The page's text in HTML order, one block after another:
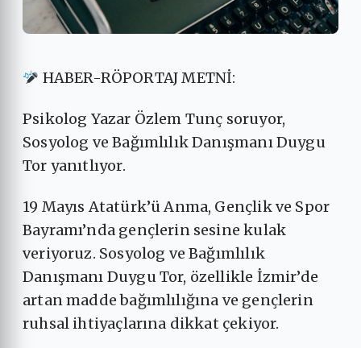
HABER-RÖPORTAJ METNİ:
Psikolog Yazar Özlem Tunç soruyor,
Sosyolog ve Bağımlılık Danışmanı Duygu
Tor yanıtlıyor.
19 Mayıs Atatürk’ü Anma, Gençlik ve Spor
Bayramı’nda gençlerin sesine kulak
veriyoruz. Sosyolog ve Bağımlılık
Danışmanı Duygu Tor, özellikle İzmir’de
artan madde bağımlılığına ve gençlerin
ruhsal ihtiyaçlarına dikkat çekiyor.